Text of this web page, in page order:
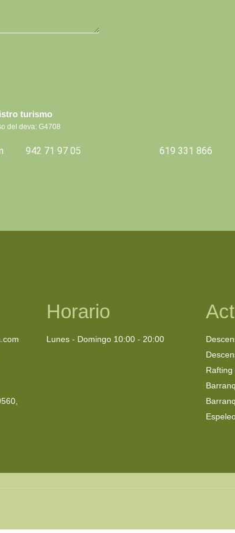
turismo
del deva: G4708
942 71 97 05 619 331 866
Horario
Lunes - Domingo 10:00 - 20:00
Rafting